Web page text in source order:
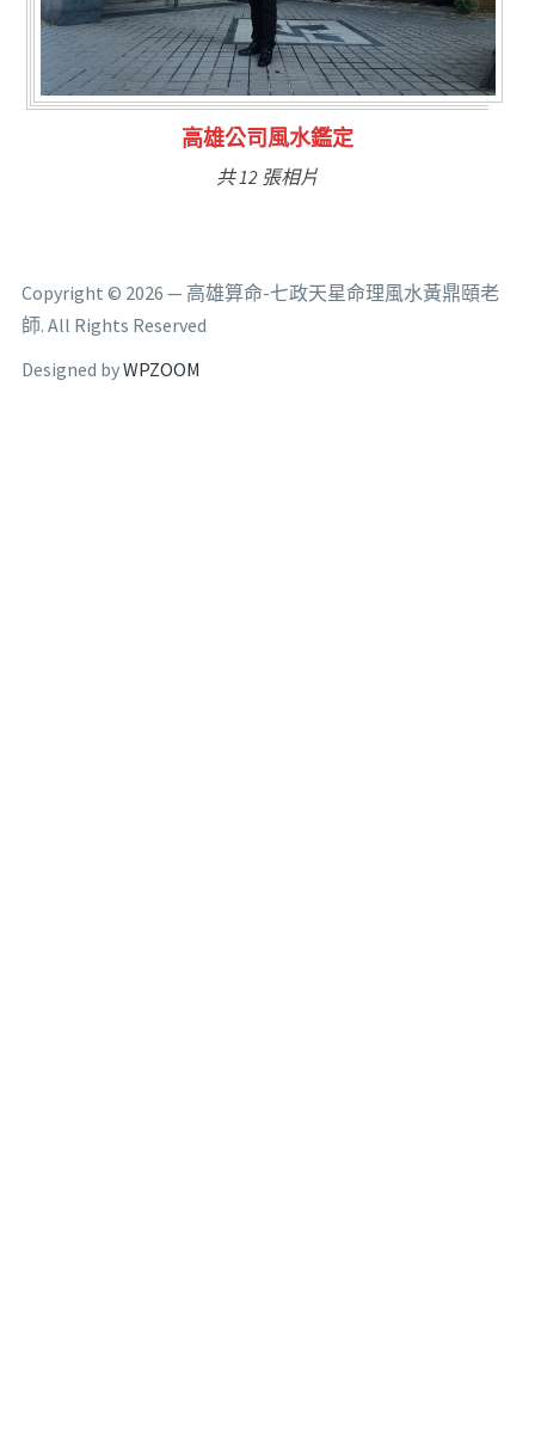
林氏福主量子生基造命
Copyright © 2026 — 高雄算命-七政天星命理風水黃鼎頤老
師. All Rights Reserved
Designed byWPZOOM